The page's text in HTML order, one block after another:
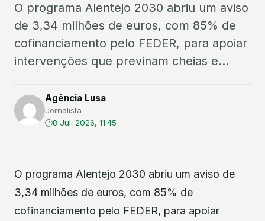
O programa Alentejo 2030 abriu um aviso
de 3,34 milhões de euros, com 85% de
cofinanciamento pelo FEDER, para apoiar
intervenções que previnam cheias e...
Agência Lusa
Jornalista
8 Jul. 2026, 11:45
O programa Alentejo 2030 abriu um aviso de
3,34 milhões de euros, com 85% de
cofinanciamento pelo FEDER, para apoiar